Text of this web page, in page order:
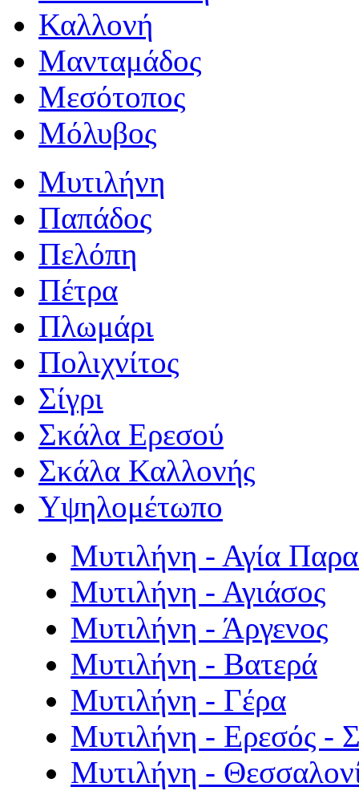
Καλλονή
Μανταμάδος
Μεσότοπος
Μόλυβος
Μυτιλήνη
Παπάδος
Πελόπη
Πέτρα
Πλωμάρι
Πολιχνίτος
Σίγρι
Σκάλα Ερεσού
Σκάλα Καλλονής
Υψηλομέτωπο
Μυτιλήνη - Αγία
Μυτιλήνη - Αγιάσος
Μυτιλήνη - Άργενος
Μυτιλήνη - Βατερά
Μυτιλήνη - Γέρα
Μυτιλήνη - Ερεσός -
Μυτιλήνη -